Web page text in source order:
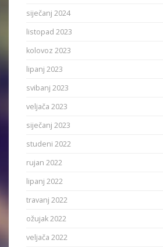
siječanj 2024
listopad 2023
kolovoz 2023
lipanj 2023
svibanj 2023
veljača 2023
siječanj 2023
studeni 2022
rujan 2022
lipanj 2022
travanj 2022
ožujak 2022
veljača 2022